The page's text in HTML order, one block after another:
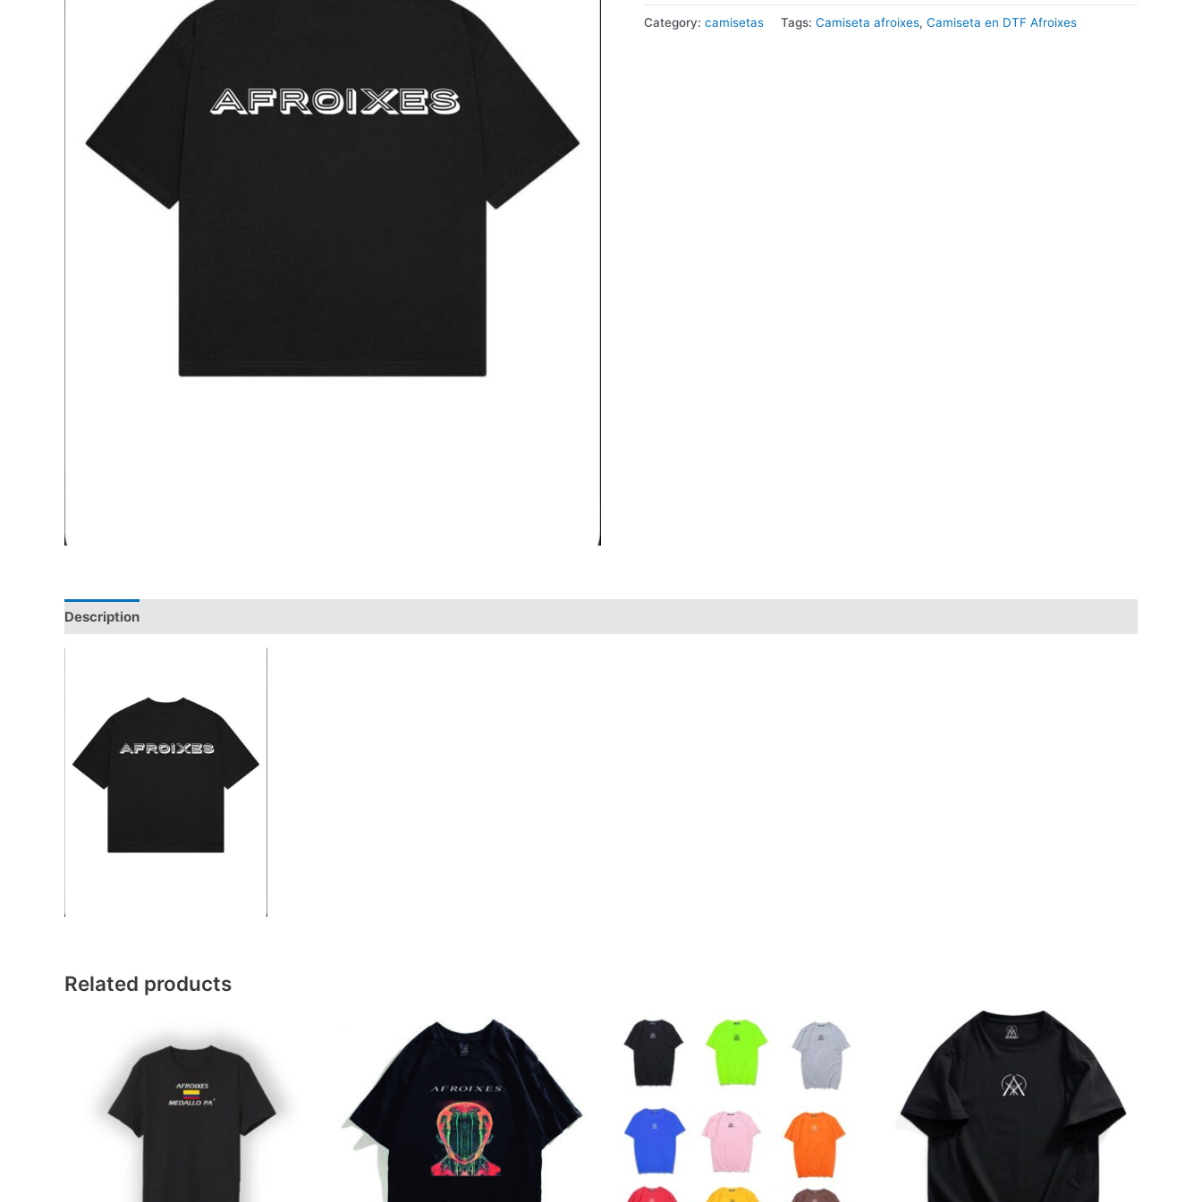
Category: camisetas Tags: Camiseta afroixes, Camiseta en DTF Afroixes
Description
Related products